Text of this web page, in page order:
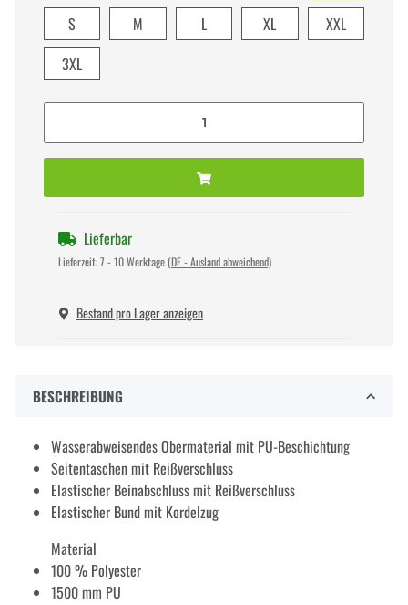
S
M L XL
XXL
3XL
Lieferbar
Lieferzeit:7 - 10 Werktage (DE - Ausland abweichend)
Bestand pro Lager anzeigen
BESCHREIBUNG
Wasserabweisendes Obermaterial mit PU-Beschichtung
Seitentaschen mit Reißverschluss
Elastischer Beinabschluss mit Reißverschluss
Elastischer Bund mit Kordelzug
Material
100 % Polyester
1500 mm PU